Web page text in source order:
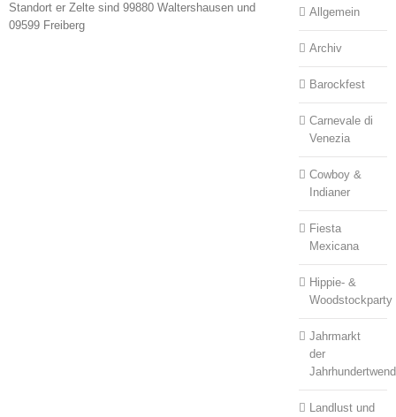
Standort er Zelte sind 99880 Waltershausen und
09599 Freiberg
Allgemein
Archiv
Barockfest
Carnevale di
Venezia
Cowboy &
Indianer
Fiesta
Mexicana
Hippie- &
Woodstockparty
Jahrmarkt
der
Landlust und